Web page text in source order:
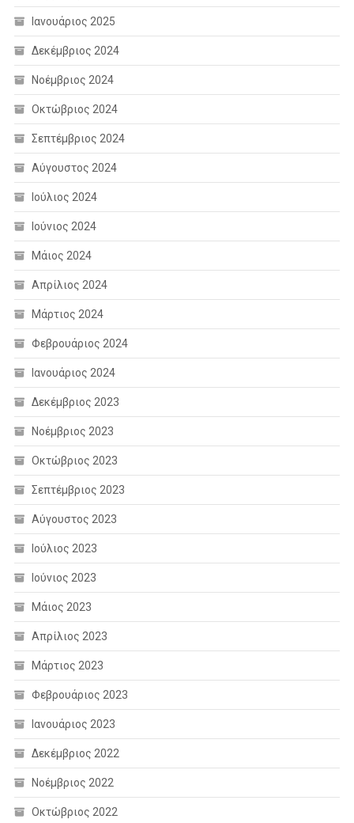
Ιανουάριος 2025
Δεκέμβριος 2024
Νοέμβριος 2024
Οκτώβριος 2024
Σεπτέμβριος 2024
Αύγουστος 2024
Ιούλιος 2024
Ιούνιος 2024
Μάιος 2024
Απρίλιος 2024
Μάρτιος 2024
Φεβρουάριος 2024
Ιανουάριος 2024
Δεκέμβριος 2023
Νοέμβριος 2023
Οκτώβριος 2023
Σεπτέμβριος 2023
Αύγουστος 2023
Ιούλιος 2023
Ιούνιος 2023
Μάιος 2023
Απρίλιος 2023
Μάρτιος 2023
Φεβρουάριος 2023
Ιανουάριος 2023
Δεκέμβριος 2022
Νοέμβριος 2022
Οκτώβριος 2022